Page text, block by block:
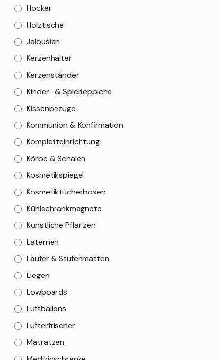
Hocker
Holztische
Jalousien
Kerzenhalter
Kerzenständer
Kinder- & Spielteppiche
Kissenbezüge
Kommunion & Konfirmation
Kompletteinrichtung
Körbe & Schalen
Kosmetikspiegel
Kosmetiktücherboxen
Kühlschrankmagnete
Künstliche Pflanzen
Laternen
Läufer & Stufenmatten
Liegen
Lowboards
Luftballons
Lufterfrischer
Matratzen